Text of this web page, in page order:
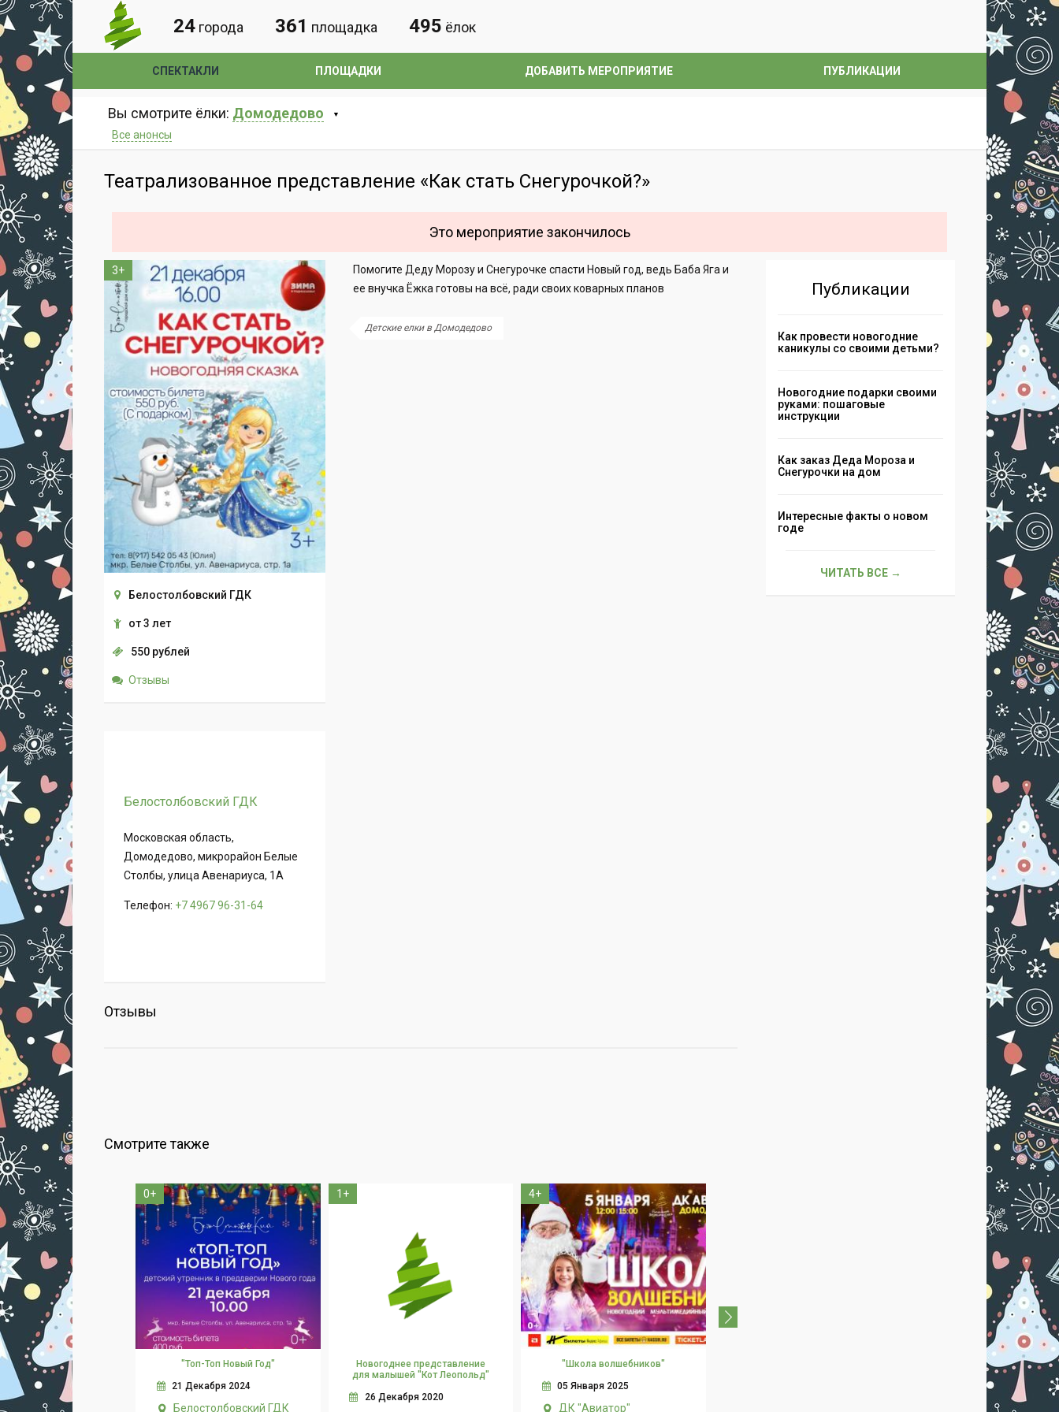
24 города 361 площадка 495 ёлок
СПЕКТАКЛИ ПЛОЩАДКИ ДОБАВИТЬ МЕРОПРИЯТИЕ ПУБЛИКАЦИИ
Вы смотрите ёлки: Домодедово
Все анонсы
Театрализованное представление «Как стать Снегурочкой?»
Это мероприятие закончилось
3+
Белостолбовский ГДК
от 3 лет
550 рублей
Отзывы
Помогите Деду Морозу и Снегурочке спасти Новый год, ведь Баба Яга и
ее внучка Ёжка готовы на всё, ради своих коварных планов
Детские елки в Домодедово
Белостолбовский ГДК
Московская область,
Домодедово, микрорайон Белые
Столбы, улица Авенариуса, 1А
Телефон: +7 4967 96-31-64
Отзывы
Смотрите также
0+
"Топ-Топ Новый Год"
21 Декабря 2024
Белостолбовский ГДК
1+
Новогоднее представление
для малышей "Кот Леопольд"
26 Декабря 2020
4+
"Школа волшебников"
05 Января 2025
ДК "Авиатор"
Праздничная программа
«Баба-Яга против»
25 Декабря 2020
Публикации
Как провести новогодние
каникулы со своими детьми?
Новогодние подарки своими
руками: пошаговые
инструкции
Как заказ Деда Мороза и
Снегурочки на дом
Интересные факты о новом
годе
ЧИТАТЬ ВСЕ →